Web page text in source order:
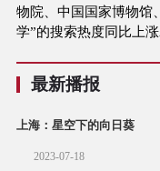
物院、中国国家博物馆
学”的搜索热度同比上涨
最新播报
上海：星空下的向日葵
2023-07-18